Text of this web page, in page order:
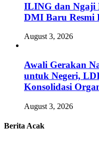
ILING dan Ngaji
DMI Baru Resmi
August 3, 2026
Awali Gerakan
untuk Negeri,
Konsolidasi
August 3, 2026
Berita Acak